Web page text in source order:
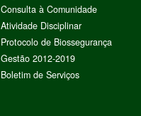
Consulta à Comunidade
Atividade Disciplinar
Protocolo de Biossegurança
Gestão 2012-2019
Boletim de Serviços